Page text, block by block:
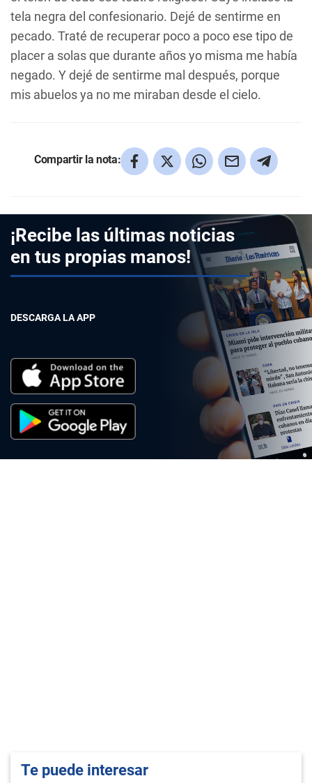
tela negra del confesionario. Dejé de sentirme en
pecado. Traté de recuperar poco a poco ese tipo de
placer a solas que durante años yo misma me había
negado. Y dejé de sentirme mal después, porque
mis abuelos ya no me miraban desde el cielo.
Compartir la nota:
¡Recibe las últimas noticias
en tus propias manos!
DESCARGA LA APP
Te puede interesar